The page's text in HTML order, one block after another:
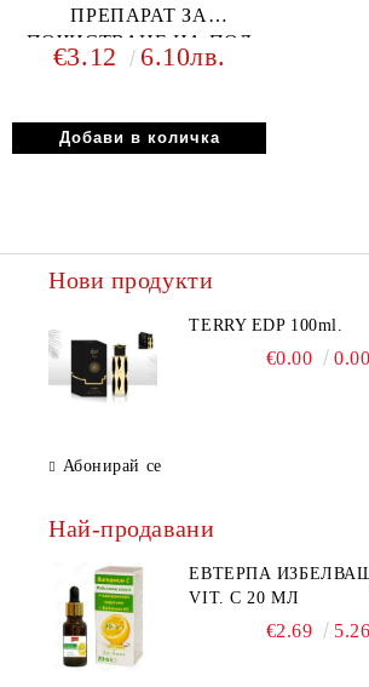
ПРЕПАРАТ ЗА
ПОЧИСТВАНЕ НА ПОД
€3.12 6.10лв.
Нови продукти
TERRY EDP 100ml.
€0.00
Абонирай се
Най-продавани
ЕВТЕРПА
VIT. C 20 МЛ
€2.69